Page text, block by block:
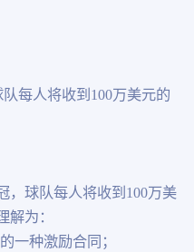
每人将收到100万美元的
，球队每人将收到100万美
解为：
一种激励合同；